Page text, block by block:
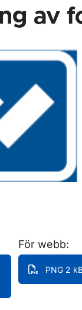
av
För webb:
PNG 2